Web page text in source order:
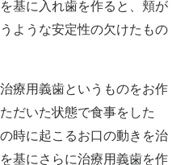
基に入れ歯を作ると、頬が
ような安定性の欠けたもの
療用義歯というものをお作
だいた状態で食事をした
時に起こるお口の動きを治
基にさらに治療用義歯を作